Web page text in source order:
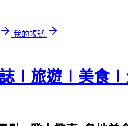
我的帳號
誌∣旅遊∣美食∣